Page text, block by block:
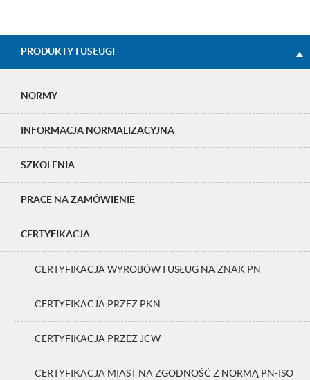
PRODUKTY I USŁUGI
NORMY
INFORMACJA NORMALIZACYJNA
SZKOLENIA
PRACE NA ZAMÓWIENIE
CERTYFIKACJA
CERTYFIKACJA WYROBÓW I USŁUG NA ZNAK PN
CERTYFIKACJA PRZEZ PKN
CERTYFIKACJA PRZEZ JCW
CERTYFIKACJA MIAST NA ZGODNOŚĆ Z NORMĄ PN-ISO